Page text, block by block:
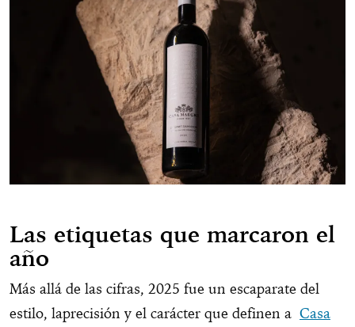
Las etiquetas que marcaron el
año
Más allá de las cifras, 2025 fue un escaparate del
estilo, laprecisión y el carácter que definen a Casa